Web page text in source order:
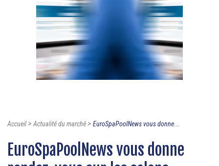
Accueil>Actualité du marché> EuroSpaPoolNews vous donne...
EuroSpaPoolNews vous donne